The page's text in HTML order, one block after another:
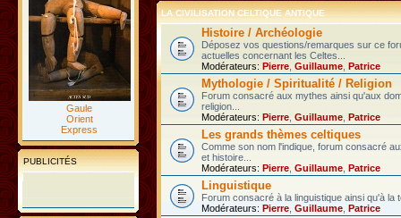
Gaule
Orient
Express
PUBLICITÉS
LA CIVILISATION CELTIQUE ANTIQUE
Histoire / Archéologie
Déposez vos questions/remarques sur ce
actuelles concernant les Celtes...
Modérateurs: Pierre Guillaume Patrice
Mythologie / Spiritualité / Religion
Forum consacré aux mythes ainsi qu'aux
religion...
Modérateurs: Pierre Guillaume Patrice
Les grands thèmes celtiques
Comme son nom l'indique, forum consacré
et histoire...
Modérateurs: Pierre Guillaume Patrice
Linguistique
Forum consacré à la linguistique ainsi qu'à la
Modérateurs: Pierre Guillaume Patrice